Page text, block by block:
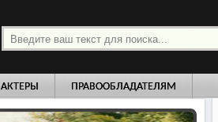
АКТЕРЫ ПРАВООБЛАДАТЕЛЯМ